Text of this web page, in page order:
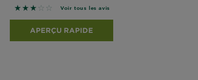
avis
3 sur 5 étoiles basé sur les avis
Voir tous les avis
APERÇU RAPIDE